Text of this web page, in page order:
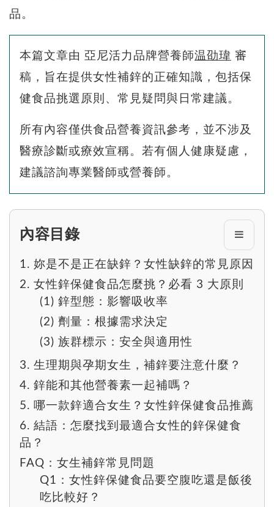
品。
本篇文章由 亞尼活力品牌營養師温劭瑋 審
稿，旨在提供女性補鋅的正確知識，包括保
健食品挑選原則、常見疑問與日常建議。
所有內容僅供食品營養資訊參考，並不涉及
醫療診斷或療效宣稱。若有個人健康疑慮，
建議諮詢專業醫師或營養師。
內容目錄
1. 妳是不是正在缺鋅？女性缺鋅的常見原因
2. 女性鋅保健食品怎麼挑？必看 3 大原則
(1) 鋅型態：影響吸收率
(2) 劑量：根據需求決定
(3) 族群標示：安全與適用性
3. 生理期與孕期女生，補鋅要注意什麼？
4. 鋅能和其他營養素一起補嗎？
5. 哪一款鋅適合女生？女性鋅保健食品推薦
6. 結語：怎麼找到最適合女性的鋅保健食
品？
FAQ：女生補鋅常見問題
Q1：女性鋅保健食品要空腹吃還是飯後
吃比較好？